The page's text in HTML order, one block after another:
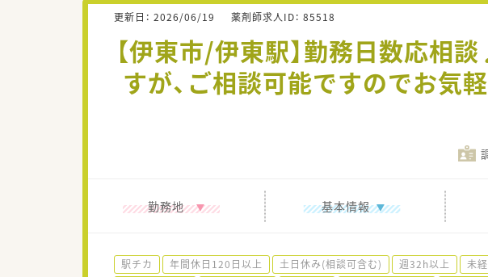
更新日： 2026/06/19 薬剤師求人ID： 85518
【伊東市/伊東駅】勤務日数応相
すが、ご相談可能ですのでお
勤務地 基本情報
駅チカ 年間休日120日以上 土日休み(相談可含む) 週32h以上 未